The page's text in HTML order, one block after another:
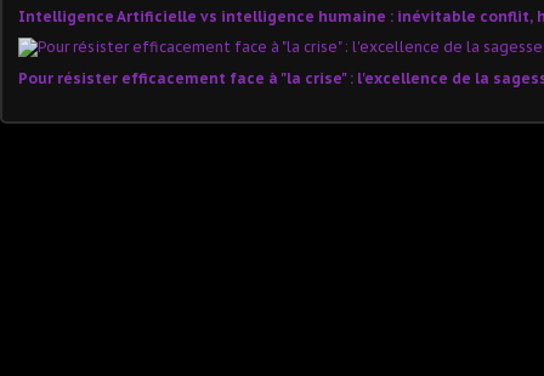
Intelligence Artificielle vs intelligence humaine : inévitable conflit,
Pour résister efficacement face à "la crise" : l'excellence de la